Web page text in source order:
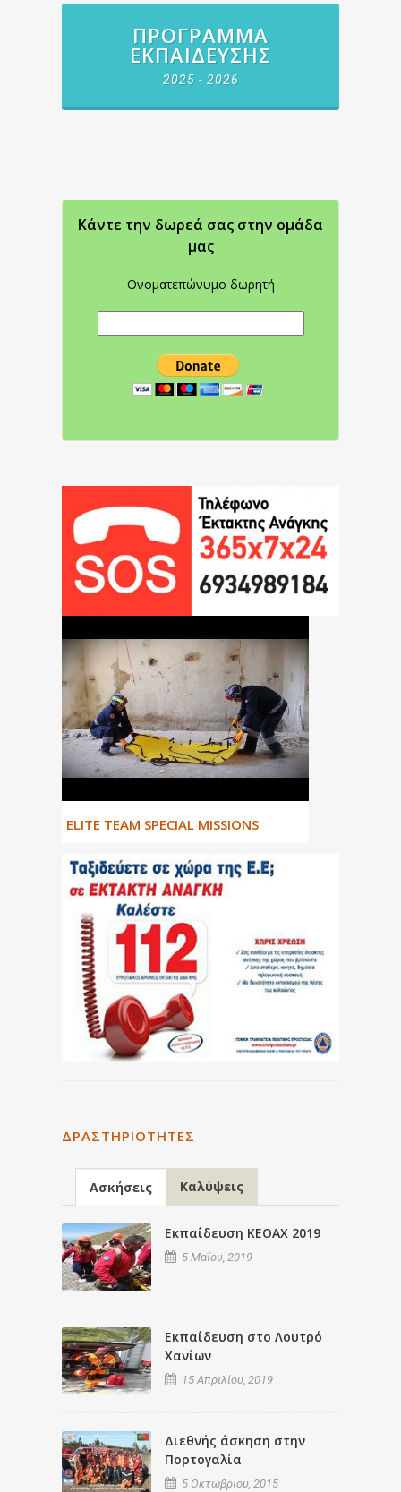
ΠΡΌΓΡΑΜΜΑ
ΕΚΠΑΊΔΕΥΣΗΣ
2025 - 2026
Κάντε την δωρεά σας στην oμάδα
μας
Ονοματεπώνυμο δωρητή
ΕLITE TEAM SPECIAL MISSIONS
ΔΡΑΣΤΗΡΙΌΤΗΤΕΣ
Ασκήσεις Καλύψεις
Εκπαίδευση ΚΕΟΑΧ 2019
5 Μαΐου, 2019
Εκπαίδευση στο Λουτρό
Χανίων
15 Απριλίου, 2019
Διεθνής άσκηση στην
Πορτογαλία
5 Οκτωβρίου, 2015